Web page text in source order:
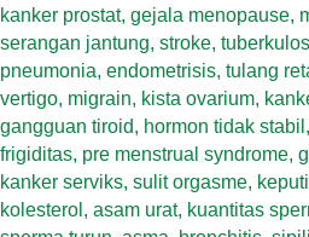
kanker prostat, gejala menopause,
serangan jantung, stroke,
pneumonia, endometrisis, tulang
vertigo, migrain, kista ovarium,
gangguan tiroid, hormon tidak
frigiditas, pre menstrual syndrome,
kanker serviks, sulit orgasme,
kolesterol, asam urat, kuantitas